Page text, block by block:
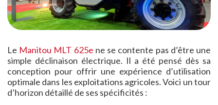
Le Manitou MLT 625e ne se contente pas d’être une
simple déclinaison électrique. Il a été pensé dès sa
conception pour offrir une expérience d’utilisation
optimale dans les exploitations agricoles. Voici un tour
d’horizon détaillé de ses spécificités :